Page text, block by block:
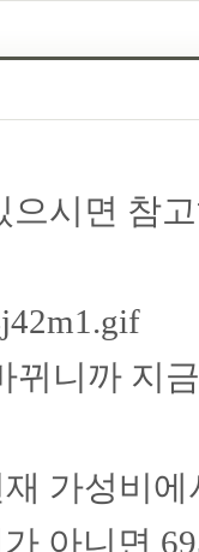
으시면 참
뀌니까 지
가성비
아니면